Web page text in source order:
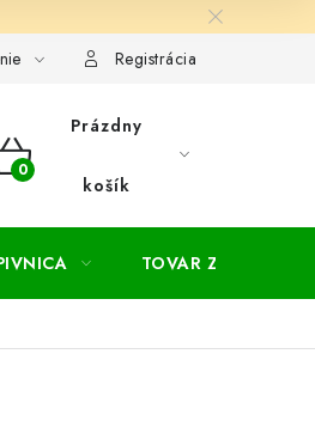
Zásady ochrany osobných údajov
Registrácia
Prázdny
košík
TOVAR ZA